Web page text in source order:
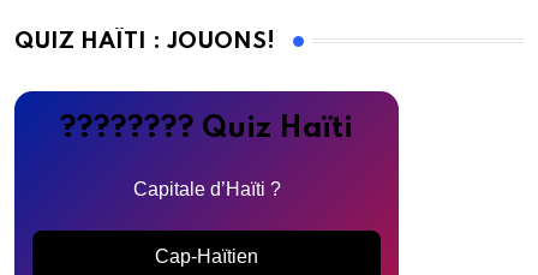
QUIZ HAÏTI : JOUONS!
???????? Quiz Haïti
Capitale d’Haïti ?
Cap-Haïtien